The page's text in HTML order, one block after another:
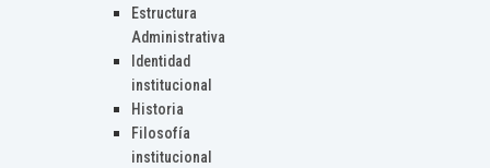
Estructura
Administrativa
Identidad
institucional
Historia
Filosofía
institucional